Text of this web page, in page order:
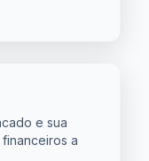
e sua
a